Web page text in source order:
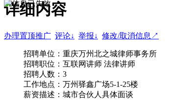
详细内容
办理置顶推广 评论↓ 举报↓ 修改/取消信息↗
招聘单位：重庆万州北之城律师事务所
招聘职位：互联网讲师 法律讲师
招聘人数：3
工作地点：万州驿鑫广场5-1-25楼
薪资描述：城市合伙人具体面谈